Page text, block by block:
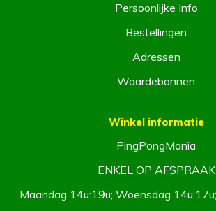
Persoonlijke Info
Bestellingen
Adressen
Waardebonnen
Winkel informatie
PingPongMania
ENKEL OP AFSPRAAK
Maandag 14u:19u; Woensdag